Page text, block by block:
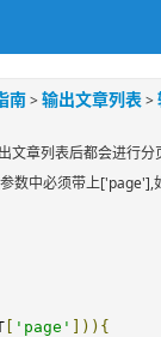
南>输出文章列表>
文章列表后都会进行分
数中必须带上['page'],
[ 'page'
])){